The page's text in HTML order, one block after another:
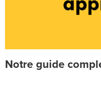
Notre guide